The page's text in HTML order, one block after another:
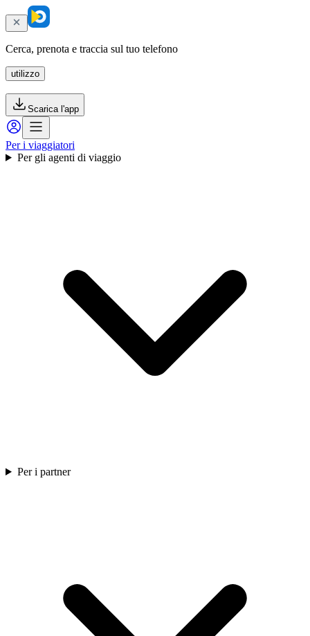
Cerca, prenota e traccia sul tuo telefono
utilizzo
Scarica l'app
Per i viaggiatori
Per gli agenti di viaggio
Per i partner